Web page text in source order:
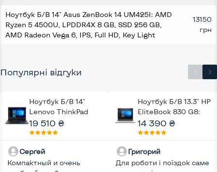
Ноутбук Б/В 14" Asus ZenBook 14 UM425I: AMD
Ryzen 5 4500U, LPDDR4X 8 GB, SSD 256 GB,
AMD Radeon Vega 6, IPS, Full HD, Key Light
13150
грн
Популярні відгуки
Ноутбук Б/В 14"
Lenovo ThinkPad
T14S Gen 1: Intel
Core i7-10610U,
DDR4 16 GB, SSD 256
GB, Intel UHD, IPS,
Full HD,
19 510 ₴
Сергей
Компактный и очень
Ноутбук Б/В 13.3" HP
EliteBook 830 G8:
Intel Core i5-1145G7,
DDR4 16 GB, SSD 256
GB, Intel UHD, IPS,
Full HD, Key Light
14 390 ₴
Григорий
Для роботи і поїздок саме